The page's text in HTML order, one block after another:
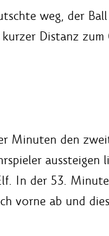
weg, der
Distanz
Minuten den
aussteigen
In der 53.
vorne ab und